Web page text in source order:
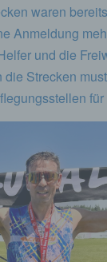
waren
Anmeldung
und die
Strecken